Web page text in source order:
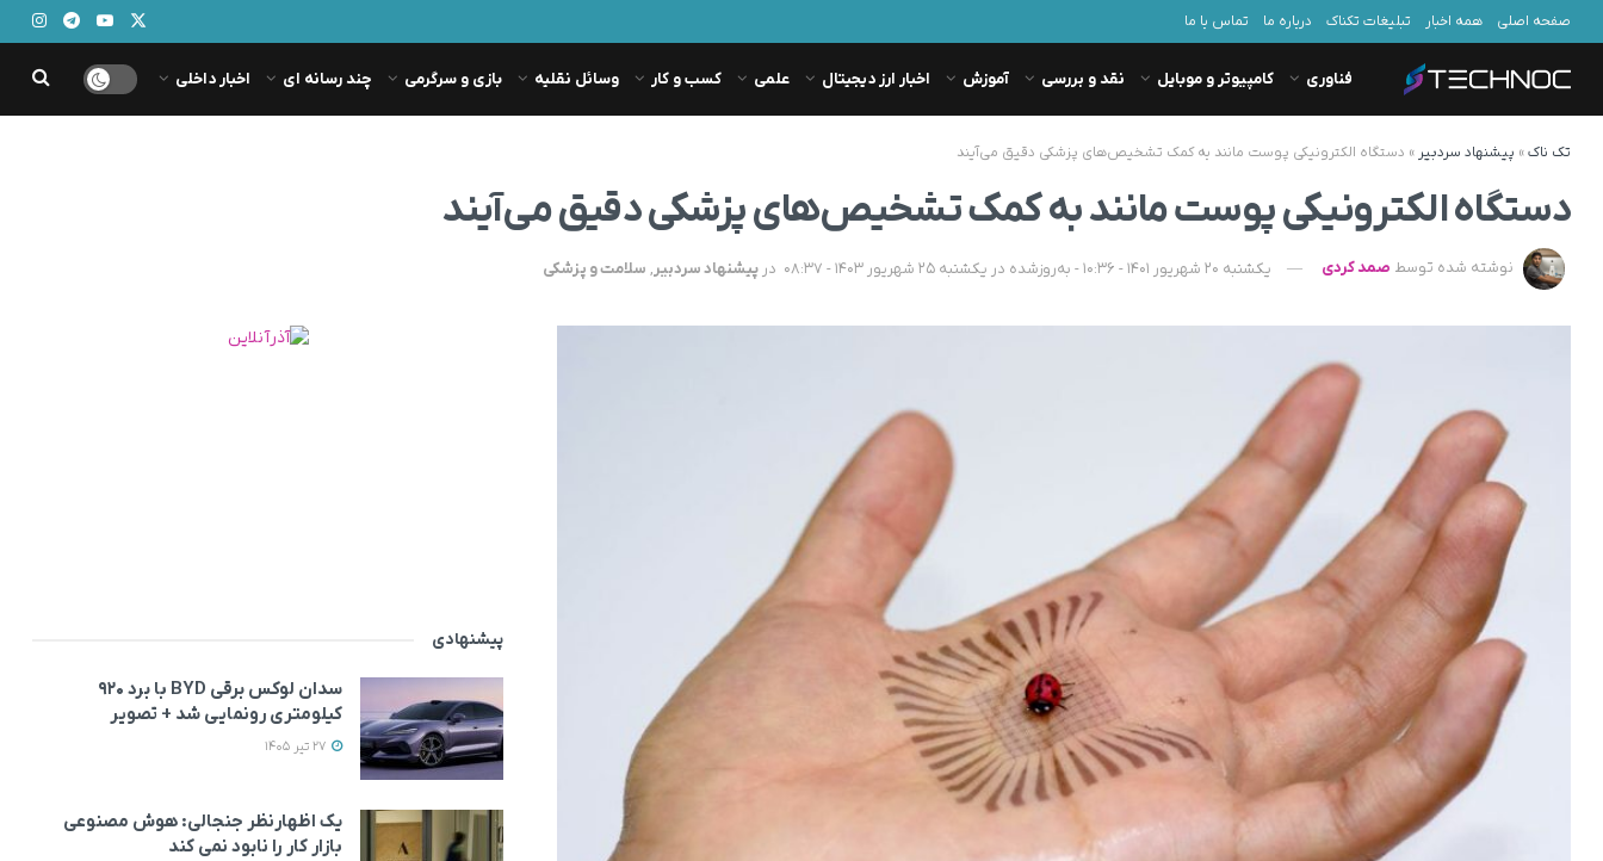
صفحه اصلی همه اخبار تبلیغات تکناک درباره ما تماس با ما
فناوری کامپیوتر و موبایل نقد و بررسی آموزش اخبار ارز دیجیتال علمی کسب و کار وسائل نقلیه بازی و سرگرمی چند رسانه ای اخبار داخلی
تک ناک» پیشنهاد سردبیر » دستگاه الکترونیکی پوست مانند به کمک تشخیص‌های پزشکی دقیق می‌آیند
دستگاه الکترونیکی پوست مانند به کمک تشخیص‌های پزشکی دقیق می‌آیند
نوشته شده توسط صمد کردی یکشنبه 20 شهریور 1401 - 10:36 - به‌روزشده در یکشنبه 25 شهریور 1403 - 08:37 در پیشنهاد سردبیر, سلامت و پزشکی
پیشنهادی
سدان لوکس برقی BYD با برد ۹۲۰
کیلومتری رونمایی شد + تصویر
یک اظهارنظر جنجالی: هوش مصنوعی
بازار کار را نابود نمی‌ کند